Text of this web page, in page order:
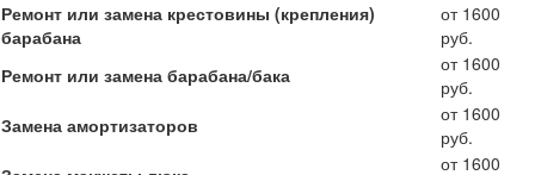
Ремонт или замена крестовины (крепления)
барабана
от 1600
руб.
Ремонт или замена барабана/бака
от 1600
руб.
Замена амортизаторов
от 1600
руб.
от 1600